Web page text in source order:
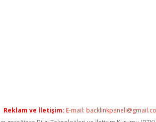
Reklam ve İletişim: E-mail: